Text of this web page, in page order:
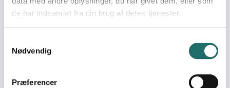
de har indsamlet fra din brug af deres tjenester.
Nødvendig
Præferencer
retfærdighed og
stærke institutioner
Indsatser foregår i:
Resume